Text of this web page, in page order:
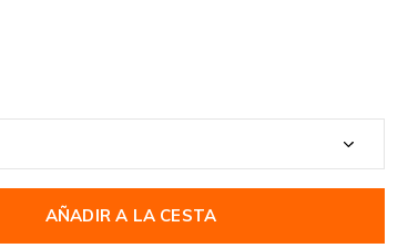
AÑADIR A LA CESTA